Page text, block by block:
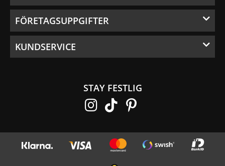
FÖRETAGSUPPGIFTER
KUNDSERVICE
STAY FESTLIG